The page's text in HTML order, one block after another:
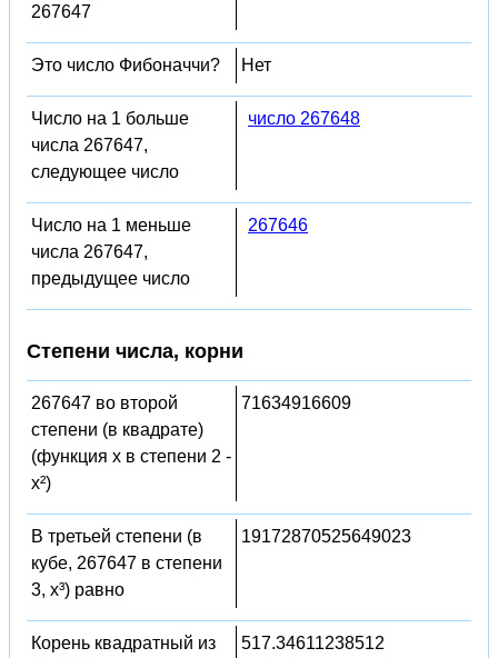
267647
Это число Фибоначчи? Нет
Число на 1 больше
числа 267647,
следующее число
число 267648
Число на 1 меньше
числа 267647,
предыдущее число
267646
Степени числа, корни
267647 во второй
степени (в квадрате)
(функция x в степени 2 -
x²)
71634916609
В третьей степени (в
кубе, 267647 в степени
3, x³) равно
19172870525649023
Корень квадратный из
517.34611238512